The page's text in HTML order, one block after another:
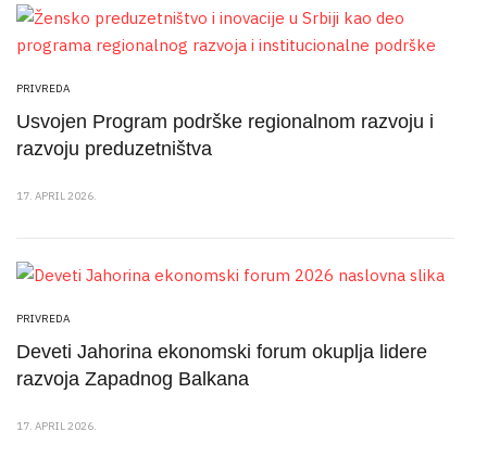
PRIVREDA
Usvojen Program podrške regionalnom razvoju i
razvoju preduzetništva
17. APRIL 2026.
PRIVREDA
Deveti Jahorina ekonomski forum okuplja lidere
razvoja Zapadnog Balkana
17. APRIL 2026.